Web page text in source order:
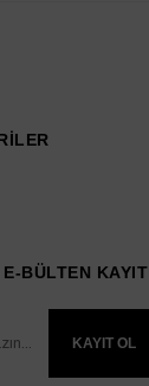
E-BÜLTEN KAYIT
KAYIT OL